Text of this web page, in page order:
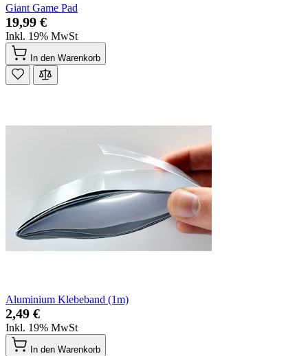
Giant Game Pad
19,99 €
Inkl. 19% MwSt
In den Warenkorb
Aluminium Klebeband (1m)
2,49 €
Inkl. 19% MwSt
In den Warenkorb